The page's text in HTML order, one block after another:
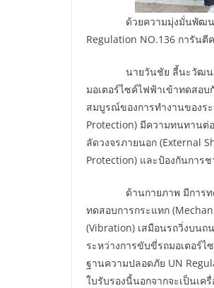
ด้วยความมุ่งมั่นพัฒนารถม
Regulation NO.136 การัน
นายวันชัย ลี้นะวัฒนา ประ
มอเตอร์ไซค์ไฟฟ้าเข้าทดสอ
สมบูรณ์ของการทำงานของร
Protection) มีความทนทานต่
ลัดวงจรภายนอก (External
Protection) และป้องกันการช
ด้านกายภาพ มีการทดสอบ
ทดสอบการกระแทก
(Vibration) เสมือนรถวิ่งบน
ระหว่างการขับขี่รถมอเตอร์
ฐานความปลอดภัย UN
ใบรับรองนี้นอกจากจะเป็นเค